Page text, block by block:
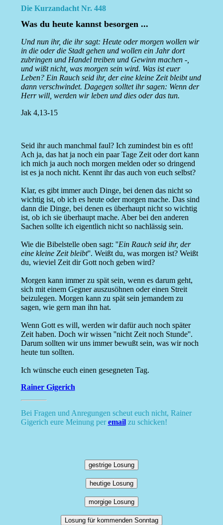
Die Kurzandacht Nr. 448
Was du heute kannst besorgen ...
Und nun ihr, die ihr sagt: Heute oder morgen wollen wir
in die oder die Stadt gehen und wollen ein Jahr dort
zubringen und Handel treiben und Gewinn machen -,
und wißt nicht, was morgen sein wird. Was ist euer
Leben? Ein Rauch seid ihr, der eine kleine Zeit bleibt und
dann verschwindet. Dagegen solltet ihr sagen: Wenn der
Herr will, werden wir leben und dies oder das tun.
Jak 4,13-15
Seid ihr auch manchmal faul? Ich zumindest bin es oft!
Ach ja, das hat ja noch ein paar Tage Zeit oder dort kann
ich mich ja auch noch morgen melden oder so dringend
ist es ja noch nicht. Kennt ihr das auch von euch selbst?
Klar, es gibt immer auch Dinge, bei denen das nicht so
wichtig ist, ob ich es heute oder morgen mache. Das sind
dann die Dinge, bei denen es überhaupt nicht so wichtig
ist, ob ich sie überhaupt mache. Aber bei den anderen
Sachen sollte ich eigentlich nicht so nachlässig sein.
Wie die Bibelstelle oben sagt: ''Ein Rauch seid ihr, der
eine kleine Zeit bleibt''. Weißt du, was morgen ist? Weißt
du, wieviel Zeit dir Gott noch geben wird?
Morgen kann immer zu spät sein, wenn es darum geht,
sich mit einem Gegner auszusöhnen oder einen Streit
beizulegen. Morgen kann zu spät sein jemandem zu
sagen, wie gern man ihn hat.
Wenn Gott es will, werden wir dafür auch noch später
Zeit haben. Doch wir wissen ''nicht Zeit noch Stunde''.
Darum sollten wir uns immer bewußt sein, was wir noch
heute tun sollten.
Ich wünsche euch einen gesegneten Tag.
Rainer Gigerich
Bei Fragen und Anregungen scheut euch nicht, Rainer
Gigerich eure Meinung peremailzu schicken!
gestrige Losung
heutige Losung
morgige Losung
Losung für kommenden Sonntag